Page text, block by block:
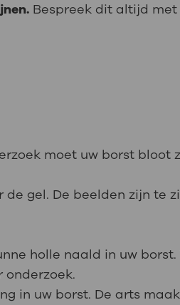
Bespreek dit altijd met
moet uw borst bloot
gel. De beelden zijn te
holle naald in uw
in uw borst. De arts